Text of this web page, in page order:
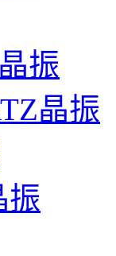
振
晶振
振